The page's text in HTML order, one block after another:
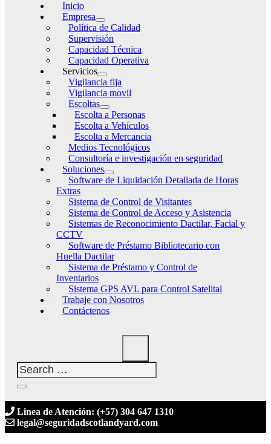
Inicio
Empresa
Política de Calidad
Supervisión
Capacidad Técnica
Capacidad Operativa
Servicios
Vigilancia fija
Vigilancia movil
Escoltas
Escolta a Personas
Escolta a Vehículos
Escolta a Mercancia
Medios Tecnológicos
Consultoría e investigación en seguridad
Soluciones
Software de Liquidación Detallada de Horas
Extras
Sistema de Control de Visitantes
Sistema de Control de Acceso y Asistencia
Sistemas de Reconocimiento Dactilar, Facial y
CCTV
Software de Préstamo Bibliotecario con
Huella Dactilar
Sistema de Préstamo y Control de
Inventarios
Sistema GPS AVL para Control Satelital
Trabaje con Nosotros
Contáctenos
Linea de Atención: (+57) 304 647 1310
legal@seguridadscotlandyard.com